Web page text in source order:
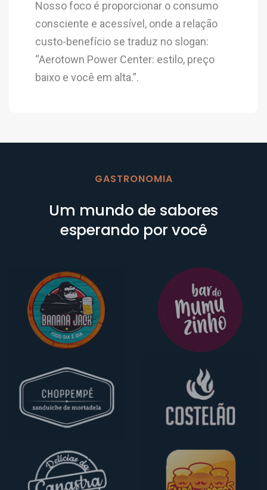
Nosso foco é proporcionar o consumo
consciente e acessível, onde a relação
custo-benefício se traduz no slogan:
“Aerotown Power Center: estilo, preço
baixo e você em alta.”.
GASTRONOMIA
Um mundo de sabores
esperando por você